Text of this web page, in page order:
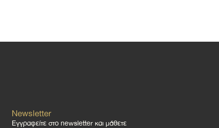
Newsletter
Εγγραφείτε στο newsletter και μάθετε